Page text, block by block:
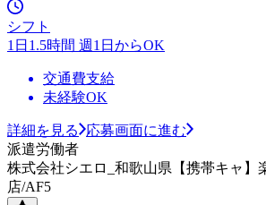
シフト
1日1.5時間 週1日からOK
交通費支給
未経験OK
詳細を見る
応募画面に進む
派遣労働者
株式会社シエロ_和歌山県【携帯キャ】
店/AF5